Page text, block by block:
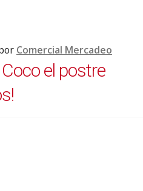
Comercial Mercadeo
el postre